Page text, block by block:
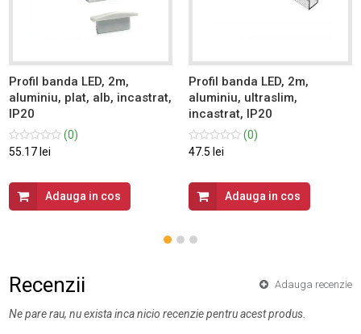
Profil banda LED, 2m,
aluminiu, plat, alb, incastrat,
IP20
(0)
55.17 lei
Adauga in cos
Profil banda LED, 2m,
aluminiu, ultraslim,
incastrat, IP20
(0)
47.5 lei
Adauga in cos
Recenzii Adauga recenzie
Ne pare rau, nu exista inca nicio recenzie pentru acest produs.